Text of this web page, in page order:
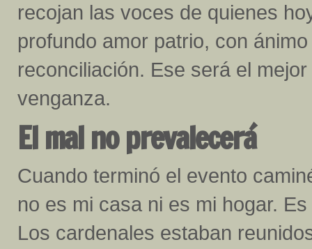
recojan las voces de quienes
profundo amor patrio, con
reconciliación. Ese será el
venganza.
El mal no prevalecerá
Cuando terminó el evento
no es mi casa ni es mi hogar.
Los cardenales estaban